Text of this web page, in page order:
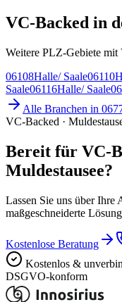
VC-Backed in
Weitere PLZ-Gebiete
06108Halle/ Saale06110
Saale06116Halle/ Saale
Alle Branchen in
VC-Backed ·
Bereit für VC-
Muldestausee?
Lassen Sie uns über Ihre
maßgeschneiderte
Kostenlose Beratung
Kostenlos &
DSGVO-konform